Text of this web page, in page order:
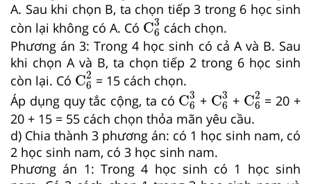
A. Sau khi chọn B, ta chọn tiếp 3 trong 6 học sinh
còn lại không có A. Có C3
6
C63
cách chọn.
Phương án 3: Trong 4 học sinh có cả A và B. Sau
khi chọn A và B, ta chọn tiếp 2 trong 6 học sinh
còn lại. Có C2
6
C6 2
= 15 cách chọn.
Áp dụng quy tắc cộng, ta có C3
6
C6 + C3
6
C6 + C2
6
C6 = 20 +
20 + 15 = 55 cách chọn thỏa mãn yêu cầu.
d) Chia thành 3 phương án: có 1 học sinh nam, có
2 học sinh nam, có 3 học sinh nam.
Phương án 1: Trong 4 học sinh có 1 học sinh